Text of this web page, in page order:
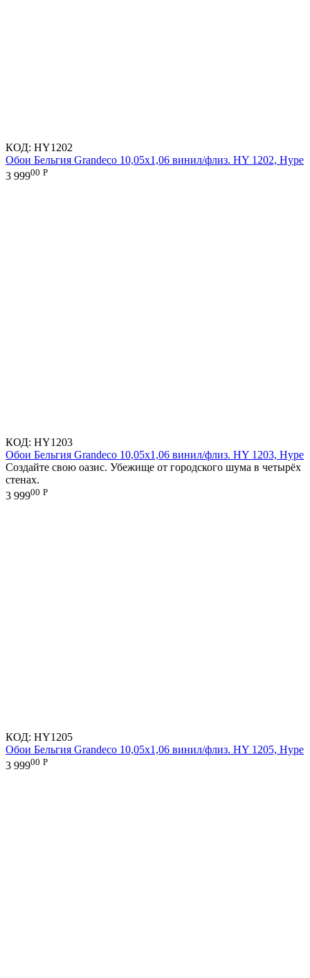
КОД: HY1202
Обои Бельгия Grandeco 10,05х1,06 винил/флиз. HY 1202, Hype
3 99900 Р
КОД: HY1203
Обои Бельгия Grandeco 10,05х1,06 винил/флиз. HY 1203, Hype
Создайте свою оазис. Убежище от городского шума в четырёх
стенах.
3 99900 Р
КОД: HY1205
Обои Бельгия Grandeco 10,05х1,06 винил/флиз. HY 1205, Hype
3 99900 Р